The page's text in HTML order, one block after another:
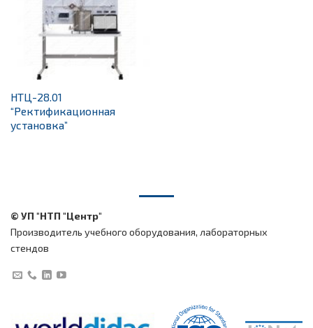
НТЦ-28.01
“Ректификационная
установка”
© УП "НТП "Центр"
Производитель учебного оборудования, лабораторных
стендов